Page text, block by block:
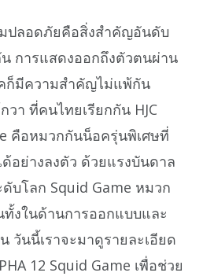
ปลอดภัยคือสิ่งสำคัญอันดับ
การแสดงออกถึงตัวตนผ่าน
ก็มีความสำคัญไม่แพ้กัน
วา ที่คนไทยเรียกกัน HJC
คือหมวกกันน็อครุ่นพิเศษที่
อย่างลงตัว ด้วยแรงบันดาล
บโลก Squid Game หมวก
งในด้านการออกแบบและ
วันนี้เราจะมาดูรายละเอียด
12 Squid Game เพื่อช่วย